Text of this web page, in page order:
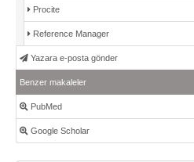
Procite
Reference Manager
Yazara e-posta gönder
Benzer makaleler
PubMed
Google Scholar